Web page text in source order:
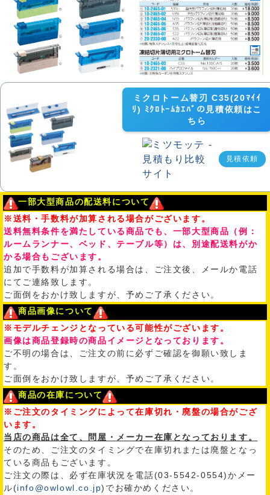
ミクロトーム替刃 C35(20ﾏｲｲ
ﾘ) ﾐｸﾛﾄｰﾑｶｴﾊﾞの見積依頼はこ
ちら
見積依頼
一部大型商品の配送料について
※送料・手数料が加算される場合がございます。
送料無料条件を満たしている商品でも、一部大型商品（例：
ルームランナー、ベッド、テーブル等）は、別途配送料がか
かる場合もございます。
追加で手数料が加算される場合は、ご注文後、メールか電話
にてご連絡致します。
ご面倒をおかけ致しますが、予めご了承ください。
商品画像について
※モデルチェンジとなっている可能性がございます。
画像は商品登録時の商品イメージとなっております。
ご不明の場合は、ご注文の前に必ずご確認を御願い致しま
す。
ご面倒をおかけ致しますが、予めご了承ください。
商品の在庫について
※ご注文のタイミングによって在庫切れ・廃盤の場合がござ
います。
当店の商品は全て、問屋・メーカー在庫となっております。
そのため、ご注文のタイミングで在庫切れまたは廃盤となっ
ている商品もございます。
ご注文の際は、必ず在庫状況を電話(03-5542-0554)かメー
ル(info@owlowl.co.jp)でお確かめください。